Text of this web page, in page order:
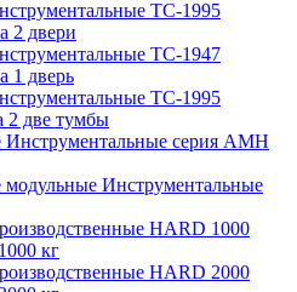
TC-1995
2 двери
ТС-1947
1 дверь
ТС-1995
2 две тумбы
серия AMH
Инструментальные
HARD 1000
кг
HARD 2000